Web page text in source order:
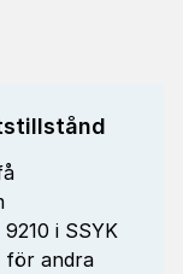
i SSYK
för andra